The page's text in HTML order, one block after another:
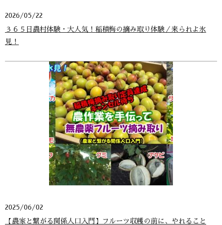
2026/05/22
３６５日農村体験・大人気！稲積梅の摘み取り体験／来られよ氷
見！
2025/06/02
【農家と繋がる関係人口入門】フルーツ収穫の前に、やれること